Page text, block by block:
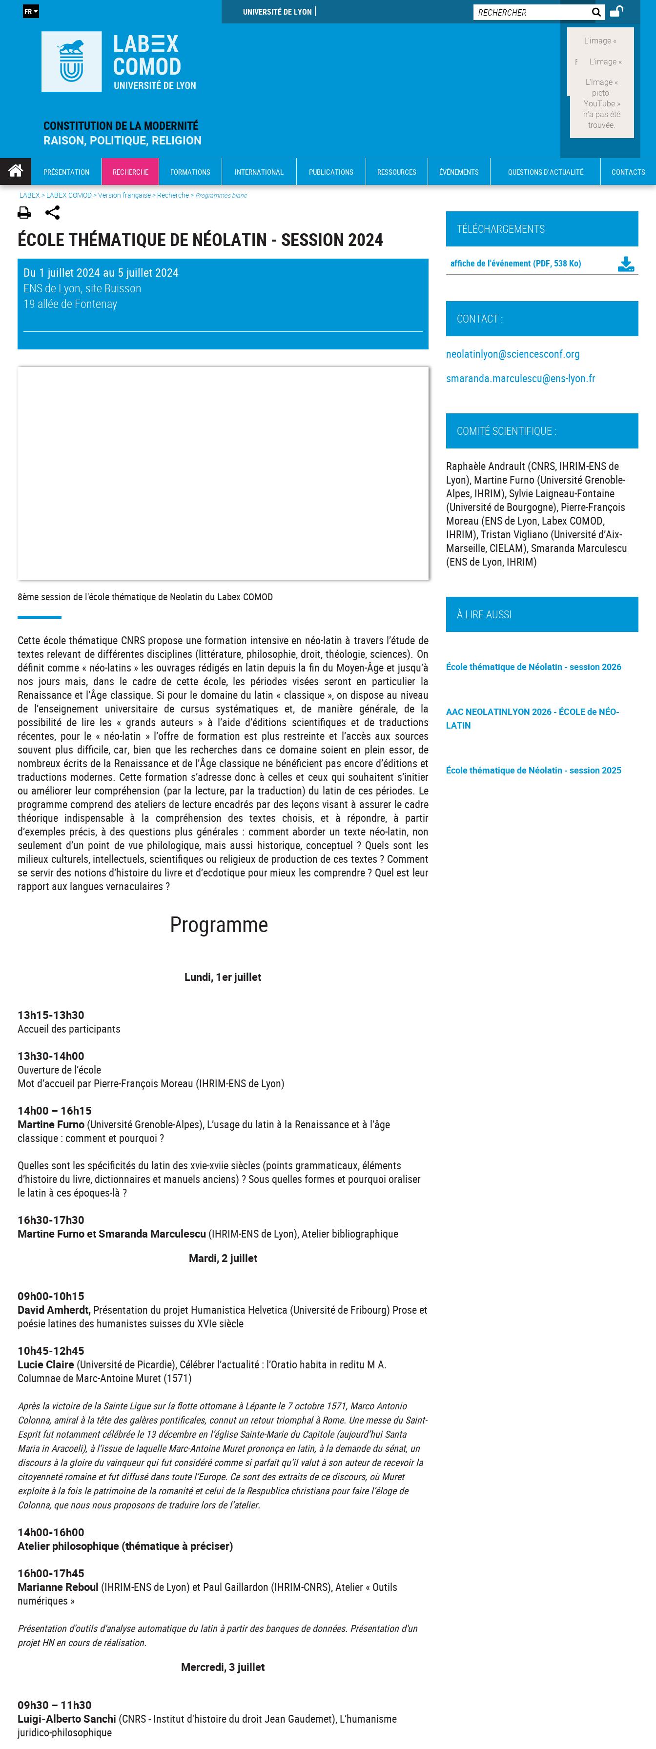
CONSTITUTION DE LA MODERNITÉ
RAISON, POLITIQUE, RELIGION
UNIVERSITÉ DE LYON
FR
PRÉSENTATION RECHERCHE FORMATIONS INTERNATIONAL PUBLICATIONS RESSOURCES ÉVÉNEMENTS QUESTIONS D'ACTUALITÉ CONTACTS
LABEX > LABEX COMOD>Version française> Recherche > Programmes blanc
ÉCOLE THÉMATIQUE DE NÉOLATIN - SESSION 2024
Du 1 juillet 2024 au 5 juillet 2024
ENS de Lyon, site Buisson
19 allée de Fontenay
8ème session de l'école thématique de Neolatin du Labex COMOD
Cette école thématique CNRS propose une formation intensive en néo-latin à travers l’étude de
textes relevant de différentes disciplines (littérature, philosophie, droit, théologie, sciences). On
définit comme « néo-latins » les ouvrages rédigés en latin depuis la fin du Moyen-Âge et jusqu’à
nos jours mais, dans le cadre de cette école, les périodes visées seront en particulier la
Renaissance et l’Âge classique. Si pour le domaine du latin « classique », on dispose au niveau
de l’enseignement universitaire de cursus systématiques et, de manière générale, de la
possibilité de lire les « grands auteurs » à l’aide d’éditions scientifiques et de traductions
récentes, pour le « néo-latin » l’offre de formation est plus restreinte et l’accès aux sources
souvent plus difficile, car, bien que les recherches dans ce domaine soient en plein essor, de
nombreux écrits de la Renaissance et de l’Âge classique ne bénéficient pas encore d’éditions et
traductions modernes. Cette formation s’adresse donc à celles et ceux qui souhaitent s’initier
ou améliorer leur compréhension (par la lecture, par la traduction) du latin de ces périodes. Le
programme comprend des ateliers de lecture encadrés par des leçons visant à assurer le cadre
théorique indispensable à la compréhension des textes choisis, et à répondre, à partir
d’exemples précis, à des questions plus générales : comment aborder un texte néo-latin, non
seulement d’un point de vue philologique, mais aussi historique, conceptuel ? Quels sont les
milieux culturels, intellectuels, scientifiques ou religieux de production de ces textes ? Comment
se servir des notions d’histoire du livre et d’ecdotique pour mieux les comprendre ? Quel est leur
rapport aux langues vernaculaires ?
Programme
Lundi, 1er juillet
13h15-13h30
Accueil des participants
13h30-14h00
Ouverture de l’école
Mot d’accueil par Pierre-François Moreau (IHRIM-ENS de Lyon)
14h00 – 16h15
Martine Furno (Université Grenoble-Alpes), L’usage du latin à la Renaissance et à l’âge
classique : comment et pourquoi ?
Quelles sont les spécificités du latin des xvie-xviie siècles (points grammaticaux, éléments
d’histoire du livre, dictionnaires et manuels anciens) ? Sous quelles formes et pourquoi oraliser
le latin à ces époques-là ?
16h30-17h30
Martine Furno et Smaranda Marculescu (IHRIM-ENS de Lyon), Atelier bibliographique
Mardi, 2 juillet
09h00-10h15
David Amherdt, Présentation du projet Humanistica Helvetica (Université de Fribourg) Prose et
poésie latines des humanistes suisses du XVIe siècle
10h45-12h45
Lucie Claire (Université de Picardie), Célébrer l’actualité : l’Oratio habita in reditu M A.
Columnae de Marc-Antoine Muret (1571)
Après la victoire de la Sainte Ligue sur la flotte ottomane à Lépante le 7 octobre 1571, Marco Antonio
Colonna, amiral à la tête des galères pontificales, connut un retour triomphal à Rome. Une messe du Saint-
Esprit fut notamment célébrée le 13 décembre en l’église Sainte-Marie du Capitole (aujourd’hui Santa
Maria in Aracoeli), à l’issue de laquelle Marc-Antoine Muret prononça en latin, à la demande du sénat, un
discours à la gloire du vainqueur qui fut considéré comme si parfait qu’il valut à son auteur de recevoir la
citoyenneté romaine et fut diffusé dans toute l’Europe. Ce sont des extraits de ce discours, où Muret
exploite à la fois le patrimoine de la romanité et celui de la Respublica christiana pour faire l’éloge de
Colonna, que nous nous proposons de traduire lors de l’atelier.
14h00-16h00
Atelier philosophique (thématique à préciser)
16h00-17h45
Marianne Reboul (IHRIM-ENS de Lyon) et Paul Gaillardon (IHRIM-CNRS), Atelier « Outils
numériques »
Présentation d'outils d'analyse automatique du latin à partir des banques de données. Présentation d'un
projet HN en cours de réalisation.
Mercredi, 3 juillet
09h30 – 11h30
Luigi-Alberto Sanchi (CNRS - Institut d'histoire du droit Jean Gaudemet), L’humanisme
juridico-philosophique
TÉLÉCHARGEMENTS
affiche de l'événement (PDF, 538 Ko)
À LIRE AUSSI
École thématique de Néolatin - session 2026
AAC NEOLATINLYON 2026 - ÉCOLE de NÉO-
LATIN
École thématique de Néolatin - session 2025
CONTACT :
neolatinlyon@sciencesconf.org
smaranda.marculescu@ens-lyon.fr
COMITÉ SCIENTIFIQUE :
Raphaèle Andrault (CNRS, IHRIM-ENS de
Lyon), Martine Furno (Université Grenoble-
Alpes, IHRIM), Sylvie Laigneau-Fontaine
(Université de Bourgogne), Pierre-François
Moreau (ENS de Lyon, Labex COMOD,
IHRIM), Tristan Vigliano (Université d’Aix-
Marseille, CIELAM), Smaranda Marculescu
(ENS de Lyon, IHRIM)